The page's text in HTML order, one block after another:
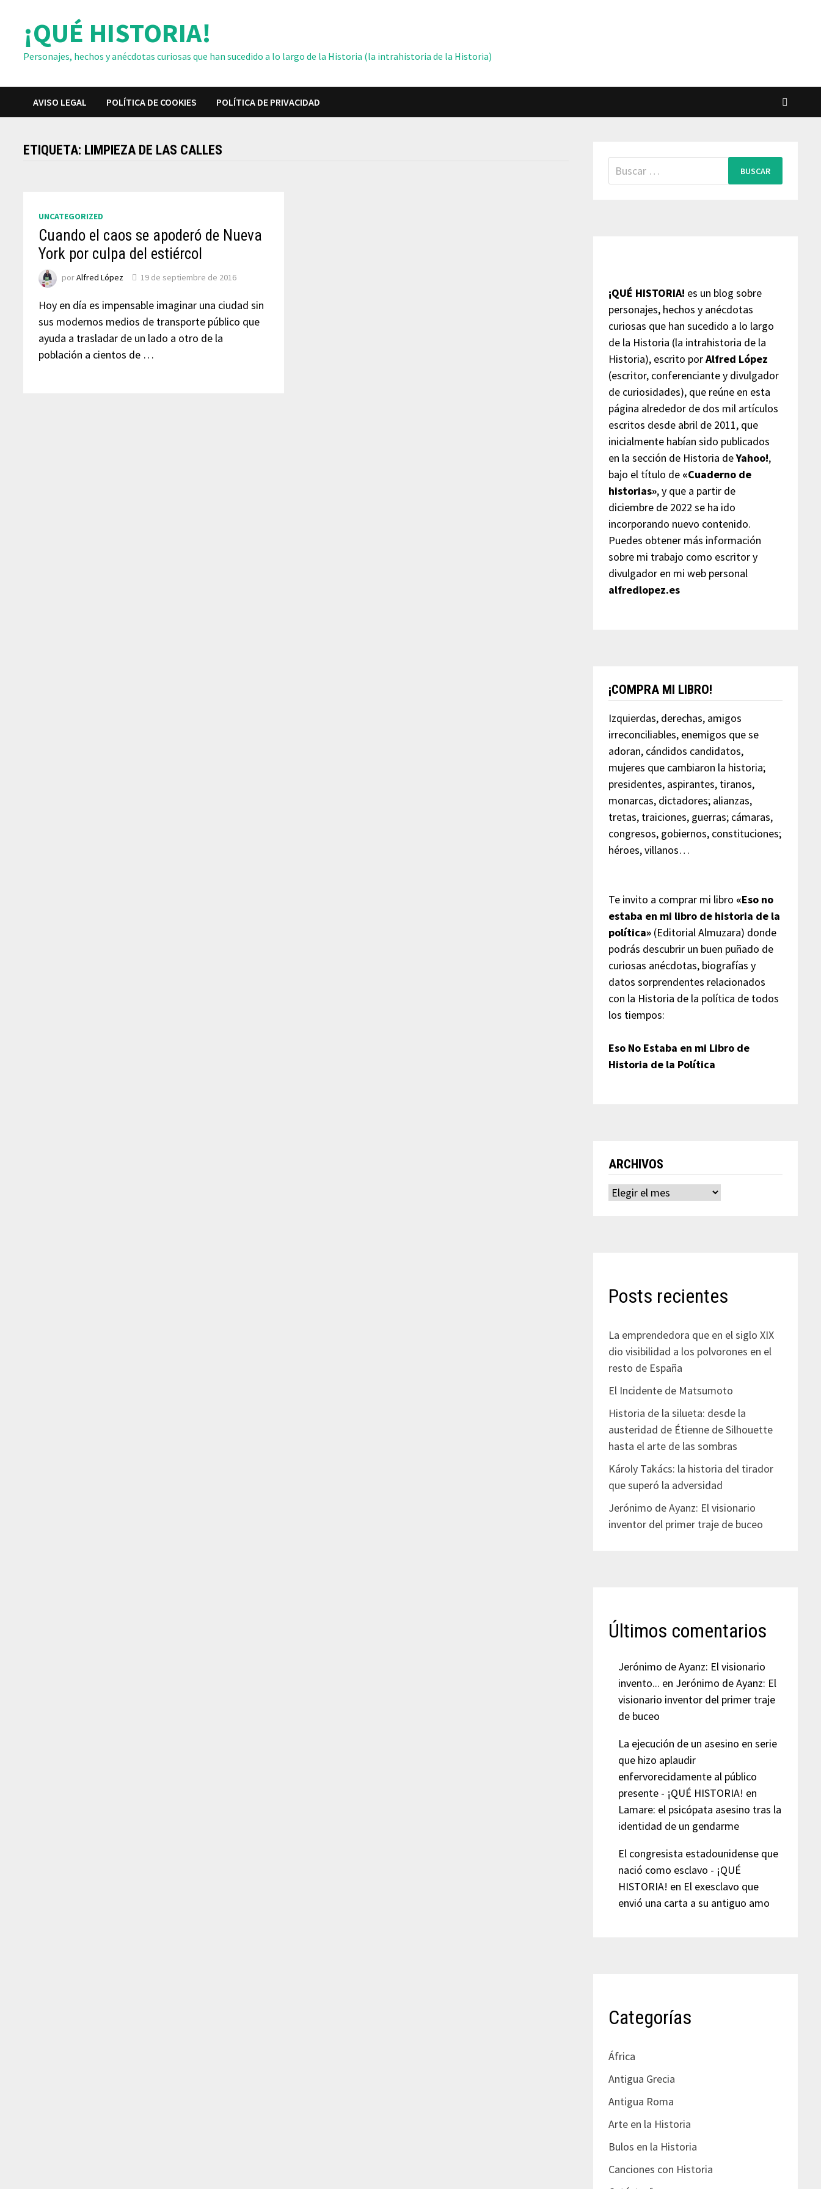
contenido¡QUÉ HISTORIA!
Personajes, hechos y anécdotas curiosas que han sucedido a lo largo de la Historia (la intrahistoria de la Historia)
AVISO LEGAL POLÍTICA DE COOKIES POLÍTICA DE PRIVACIDAD
ETIQUETA: LIMPIEZA DE LAS CALLES
UNCATEGORIZED
Cuando el caos se apoderó de Nueva
York por culpa del estiércol
porAlfred López 19 de septiembre de 2016
Hoy en día es impensable imaginar una ciudad sin
sus modernos medios de transporte público que
ayuda a trasladar de un lado a otro de la
población a cientos de …
Buscar:
¡QUÉ HISTORIA! es un blog sobre
personajes, hechos y anécdotas
curiosas que han sucedido a lo largo
de la Historia (la intrahistoria de la
Historia), escrito porAlfred López
(escritor, conferenciante y divulgador
de curiosidades), que reúne en esta
página alrededor de dos mil artículos
escritos desde abril de 2011, que
inicialmente habían sido publicados
en la sección de Historia deYahoo!,
bajo el título de «Cuaderno de
historias», y que a partir de
diciembre de 2022 se ha ido
incorporando nuevo contenido.
Puedes obtener más información
sobre mi trabajo como escritor y
divulgador en mi web personal
alfredlopez.es
¡COMPRA MI LIBRO!
Izquierdas, derechas, amigos
irreconciliables, enemigos que se
adoran, cándidos candidatos,
mujeres que cambiaron la historia;
presidentes, aspirantes, tiranos,
monarcas, dictadores; alianzas,
tretas, traiciones, guerras; cámaras,
congresos, gobiernos, constituciones;
héroes, villanos…
Te invito a comprar mi libro «Eso no
estaba en mi libro de historia de la
política»(Editorial Almuzara) donde
podrás descubrir un buen puñado de
curiosas anécdotas, biografías y
datos sorprendentes relacionados
con la Historia de la política de todos
los tiempos:
Eso No Estaba en mi Libro de
Historia de la Política
ARCHIVOS
Archivos
Posts recientes
La emprendedora que en el siglo XIX
dio visibilidad a los polvorones en el
resto de España
El Incidente de Matsumoto
Historia de la silueta: desde la
austeridad de Étienne de Silhouette
hasta el arte de las sombras
Károly Takács: la historia del tirador
que superó la adversidad
Jerónimo de Ayanz: El visionario
inventor del primer traje de buceo
Últimos comentarios
Jerónimo de Ayanz: El visionario
invento... en Jerónimo de Ayanz: El
visionario inventor del primer traje
de buceo
La ejecución de un asesino en serie
que hizo aplaudir
enfervorecidamente al público
presente - ¡QUÉ HISTORIA! en
Lamare: el psicópata asesino tras la
identidad de un gendarme
El congresista estadounidense que
nació como esclavo - ¡QUÉ
HISTORIA! en El exesclavo que
envió una carta a su antiguo amo
Categorías
África
Antigua Grecia
Antigua Roma
Arte en la Historia
Bulos en la Historia
Canciones con Historia